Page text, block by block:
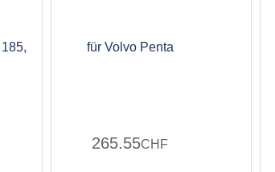
für Volvo Penta
265.55CHF